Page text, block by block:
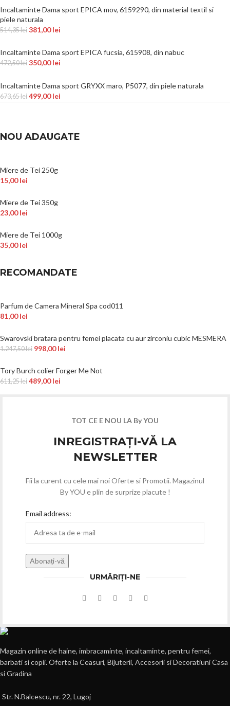
Incaltaminte Dama sport EPICA mov, 6159290, din material textil si
piele naturala
514,35lei 381,00lei
Incaltaminte Dama sport EPICA fucsia, 615908, din nabuc
472,50lei 350,00lei
Incaltaminte Dama sport GRYXX maro, P5077, din piele naturala
673,65lei 499,00lei
NOU ADAUGATE
Miere de Tei 250g
15,00lei
Miere de Tei 350g
23,00lei
Miere de Tei 1000g
35,00lei
RECOMANDATE
Parfum de Camera Mineral Spa cod011
81,00lei
Swarovski bratara pentru femei placata cu aur zirconiu cubic MESMERA
1.247,50lei 998,00lei
Tory Burch colier Forger Me Not
611,25lei 489,00lei
TOT CE E NOU LA By YOU
INREGISTRAȚI-VĂ LA
NEWSLETTER
Fii la curent cu cele mai noi Oferte si Promotii. Magazinul
By YOU e plin de surprize placute !
Email address:
URMĂRIȚI-NE
Magazin online de haine, imbracaminte, incaltaminte, pentru femei,
barbati si copii. Oferte la Ceasuri, Bijuterii, Accesorii si Decoratiuni Casa
si Gradina
Str. N.Balcescu, nr. 22, Lugoj